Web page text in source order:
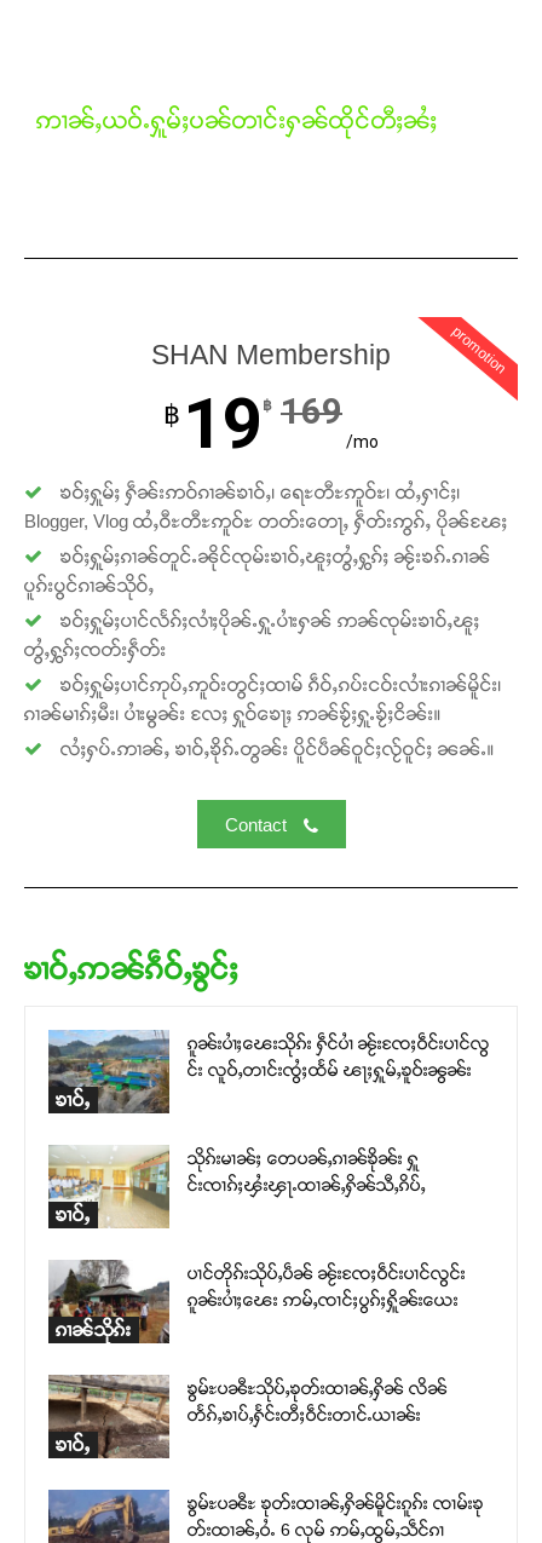
Support SHAN
ဢၢၼ်ႇယဝ်ႉႁူမ်ႈပၼ်တၢင်းႁၼ်ထိုင်တီႈၼႆႈ
promotion
SHAN Membership
฿ 19 ฿ 169
/mo
ၶဝ်ႈႁူမ်ႈ ႁဵၼ်းဢဝ်ၵၢၼ်ၶၢဝ်ႇ၊ ရေႊတီႊဢူဝ်ႊ၊ ထႆႇႁၢင်ႈ၊
Blogger, Vlog ထႆႇဝီႊတီႊဢူဝ်ႊ တတ်းတေႃႇ ႁဵတ်းဢွၵ်ႇ ပိုၼ်ၽႄႈ
ၶဝ်ႈႁူမ်ႈၵၢၼ်တူင်ႉၼိုင်ၸုမ်းၶၢဝ်ႇၽူႈတွႆႇႁွၵ်ႈ ၼႂ်းၶၵ်ႉၵၢၼ်
ပူၵ်းပွင်ၵၢၼ်သိုဝ်ႇ
ၶဝ်ႈႁူမ်ႈပၢင်လႅၵ်ႈလၢႆႈပိုၼ်ႉႁူႉပၢႆးႁၼ် ဢၼ်ၸုမ်းၶၢဝ်ႇၽူႈ
တွႆႇႁွၵ်ႈၸတ်းႁဵတ်း
ၶဝ်ႈႁူမ်ႈပၢင်ဢုပ်ႇဢူဝ်းတွင်ႈထၢမ် ၵဵဝ်ႇၵပ်းငဝ်းလၢႆးၵၢၼ်မိူင်း၊
ၵၢၼ်မၢၵ်ႈမီး၊ ပၢႆးမွၼ်း လႄႈ ႁူဝ်ၶေႃႈ ဢၼ်ၶႂ်ႈႁူႉၶႂ်ႈငိၼ်း။
လႆႈႁပ်ႉဢၢၼ်ႇ ၶၢဝ်ႇၶိုၵ်ႉတွၼ်း ပိူင်ပဵၼ်ဝူင်ႈလႂ်ဝူင်ႈ ၼၼ်ႉ။
Contact
ၶၢဝ်ႇဢၼ်ၵဵဝ်ႇၶွင်ႈ
ၶၢဝ်ႇ
ၵူၼ်းပၢႆႈၽေးသိုၵ်း ႁဵင်ပၢႆ ၼႂ်းၸႄႈဝဵင်းပၢင်လွ
င်း လူဝ်ႇတၢင်းၸွႆႈထႅမ် ၽႃႈႁူမ်ႇၶူဝ်းၼွၼ်း
ၶၢဝ်ႇ
သိုၵ်းမၢၼ်ႈ တေပၼ်ႇၵၢၼ်ၶိုၼ်း ႁူ
င်းၸၢၵ်ႈၾႆးၾႃႉထၢၼ်ႇႁိၼ်သီႇၵိပ်ႇ
ၵၢၼ်သိုၵ်း
ပၢင်တိုၵ်းသိုပ်ႇပဵၼ် ၼႂ်းၸႄႈဝဵင်းပၢင်လွင်း
ၵူၼ်းပၢႆႈၽေး ဢမ်ႇၸၢင်ႈပွၵ်ႈႁိူၼ်းယေး
ၶၢဝ်ႇ
ၶွမ်ႊပၼီႊသိုပ်ႇၶုတ်းထၢၼ်ႇႁိၼ် လိၼ်
တႅၵ်ႇၶၢပ်ႇႁႅင်းတီႈဝဵင်းတၢင်ႉယၢၼ်း
ၶွမ်ႊပၼီႊ ၶုတ်းထၢၼ်ႇႁိၼ်မိူင်းၵူၵ်း ၸၢမ်းၶု
တ်းထၢၼ်ႇဝႆႉ 6 လုမ် ဢမ်ႇထွမ်ႇသဵင်ၵၢ